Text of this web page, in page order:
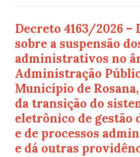
Decreto 4163/2026 –
sobre a suspensão
administrativos no
Administração
Município de
da transição do
eletrônico de gestão
e de processos
e dá outras